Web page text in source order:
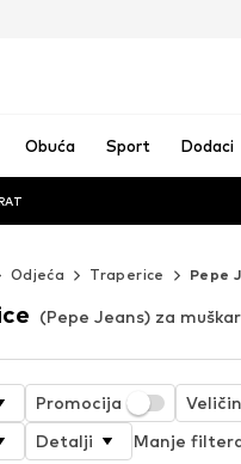
Obuća Sport Dodaci
Odjeća Traperice Pepe
(Pepe Jeans) za
Promocija
Detalji Manje